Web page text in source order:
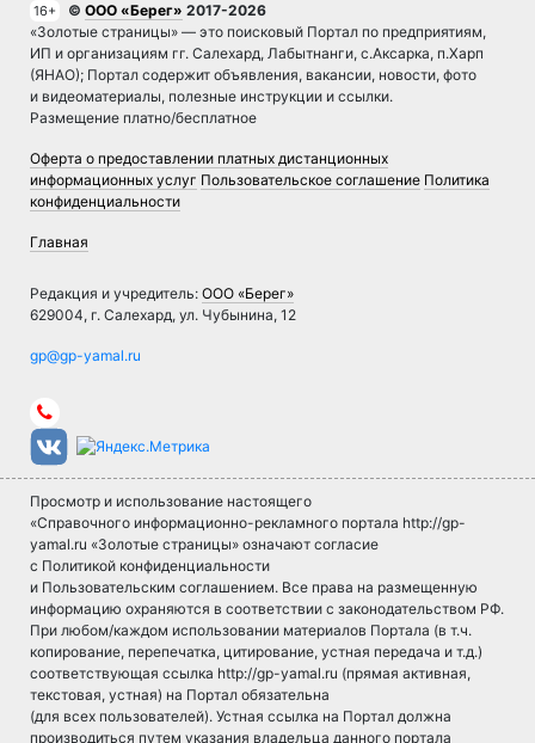
16+ © ООО «Берег» 2017-2026
«Золотые страницы» — это поисковый Портал по предприятиям,
ИП и организациям гг. Салехард, Лабытнанги, с.Аксарка, п.Харп
(ЯНАО); Портал содержит объявления, вакансии, новости, фото
и видеоматериалы, полезные инструкции и ссылки.
Размещение платно/бесплатное
Оферта о предоставлении платных дистанционных
информационных услуг Пользовательское соглашение Политика
конфиденциальности
Главная
Редакция и учредитель: ООО «Берег»
629004, г. Салехард, ул. Чубынина, 12
Просмотр и использование настоящего
«Справочного информационно-рекламного портала http://gp-
yamal.ru «Золотые страницы» означают согласие
с Политикой конфиденциальности
и Пользовательским соглашением. Все права на размещенную
информацию охраняются в соответствии с законодательством РФ.
При любом/каждом использовании материалов Портала (в т.ч.
копирование, перепечатка, цитирование, устная передача и т.д.)
соответствующая ссылка http://gp-yamal.ru (прямая активная,
текстовая, устная) на Портал обязательна
(для всех пользователей). Устная ссылка на Портал должна
производиться путем указания владельца данного портала